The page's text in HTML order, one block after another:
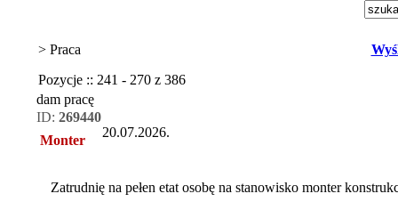
> Praca
Pozycje :: 241 - 270 z 386
dam pracę
ID: 269440
Monter
20.07.2026.
Zatrudnię na pełen etat osobę na stanowisko monter